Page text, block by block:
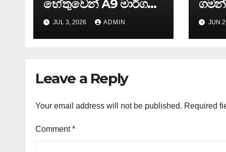
හේතුවෙන් A9 මාර්ගය
වසා දැමිමට පියවර…
JUL 3, 2026 ADMIN
දහම
අද
JUN
Leave a Reply
Your email address will not be published. Required
Comment*